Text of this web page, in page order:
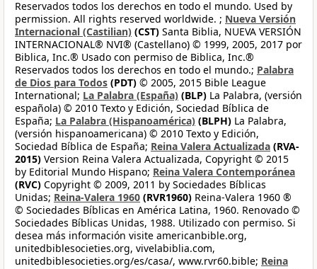
Reservados todos los derechos en todo el mundo. Used by
permission. All rights reserved worldwide. ; Nueva Versión
Internacional (Castilian) (CST) Santa Biblia, NUEVA VERSIÓN
INTERNACIONAL® NVI® (Castellano) © 1999, 2005, 2017 por
Biblica, Inc.® Usado con permiso de Biblica, Inc.®
Reservados todos los derechos en todo el mundo.; Palabra
de Dios para Todos (PDT) © 2005, 2015 Bible League
International; La Palabra (España) (BLP) La Palabra, (versión
española) © 2010 Texto y Edición, Sociedad Bíblica de
España; La Palabra (Hispanoamérica) (BLPH) La Palabra,
(versión hispanoamericana) © 2010 Texto y Edición,
Sociedad Bíblica de España; Reina Valera Actualizada (RVA-
2015) Version Reina Valera Actualizada, Copyright © 2015
by Editorial Mundo Hispano; Reina Valera Contemporánea
(RVC) Copyright © 2009, 2011 by Sociedades Bíblicas
Unidas; Reina-Valera 1960 (RVR1960) Reina-Valera 1960 ®
© Sociedades Bíblicas en América Latina, 1960. Renovado ©
Sociedades Bíblicas Unidas, 1988. Utilizado con permiso. Si
desea más información visite americanbible.org,
unitedbiblesocieties.org, vivelabiblia.com,
unitedbiblesocieties.org/es/casa/, www.rvr60.bible; Reina